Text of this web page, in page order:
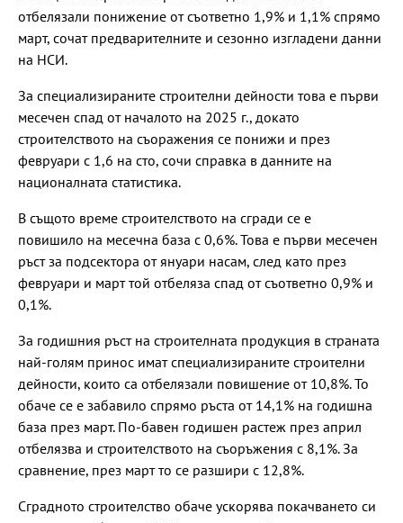
отбелязали понижение от съответно 1,9% и 1,1% спрямо
март, сочат предварителните и сезонно изгладени данни
на НСИ.
За специализираните строителни дейности това е първи
месечен спад от началото на 2025 г., докато
строителството на съоражения се понижи и през
февруари с 1,6 на сто, сочи справка в данните на
националната статистика.
В същото време строителството на сгради се е
повишило на месечна база с 0,6%. Това е първи месечен
ръст за подсектора от януари насам, след като през
февруари и март той отбеляза спад от съответно 0,9% и
0,1%.
За годишния ръст на строителната продукция в страната
най-голям принос имат специализираните строителни
дейности, които са отбелязали повишение от 10,8%. То
обаче се е забавило спрямо ръста от 14,1% на годишна
база през март. По-бавен годишен растеж през април
отбелязва и строителството на съоръжения с 8,1%. За
сравнение, през март то се разшири с 12,8%.
Сградното строителство обаче ускорява покачването си